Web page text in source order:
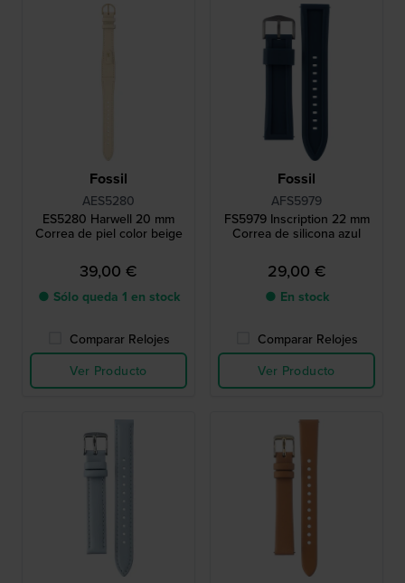
Fossil
AES5280
ES5280 Harwell 20 mm
Correa de piel color beige
39,00 €
● Sólo queda 1 en stock
Comparar Relojes
Ver Producto
Fossil
AFS5979
FS5979 Inscription 22 mm
Correa de silicona azul
29,00 €
● En stock
Comparar Relojes
Ver Producto